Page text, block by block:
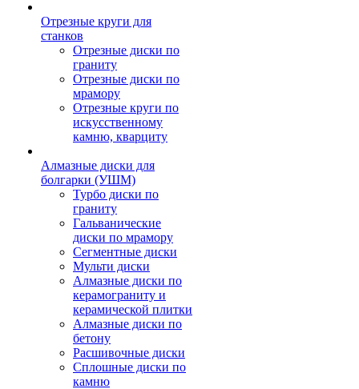
Отрезные круги для
станков
Отрезные диски по
граниту
Отрезные диски по
мрамору
Отрезные круги по
искусственному
камню, кварциту
Алмазные диски для
болгарки (УШМ)
Турбо диски по
граниту
Гальванические
диски по мрамору
Сегментные диски
Мульти диски
Алмазные диски по
керамограниту и
керамической плитки
Алмазные диски по
бетону
Расшивочные диски
Сплошные диски по
камню